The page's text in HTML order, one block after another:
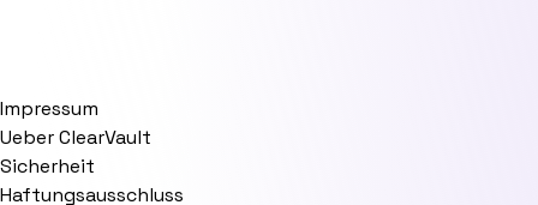
Impressum
Ueber ClearVault
Sicherheit
Haftungsausschluss